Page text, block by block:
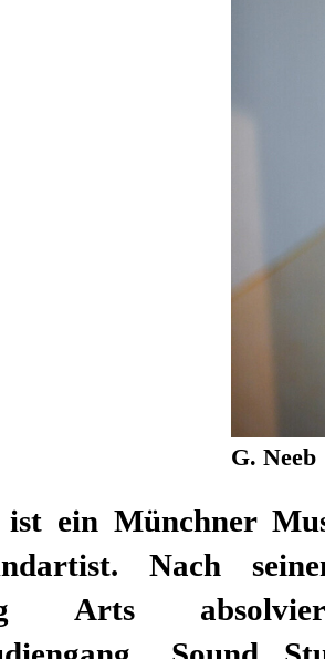
G. Neeb
ist ein Münchner
Nach
Arts
(„Hidden
folgten erste